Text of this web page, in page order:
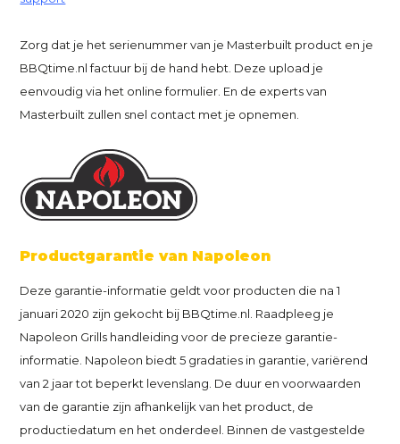
Zorg dat je het serienummer van je Masterbuilt product en je
BBQtime.nl factuur bij de hand hebt. Deze upload je
eenvoudig via het online formulier. En de experts van
Masterbuilt zullen snel contact met je opnemen.
Productgarantie van Napoleon
Deze garantie-informatie geldt voor producten die na 1
januari 2020 zijn gekocht bij BBQtime.nl. Raadpleeg je
Napoleon Grills handleiding voor de precieze garantie-
informatie. Napoleon biedt 5 gradaties in garantie, variërend
van 2 jaar tot beperkt levenslang. De duur en voorwaarden
van de garantie zijn afhankelijk van het product, de
productiedatum en het onderdeel. Binnen de vastgestelde